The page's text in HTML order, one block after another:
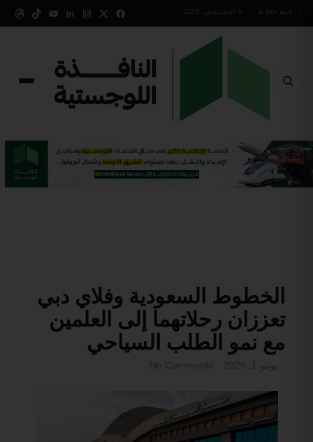
9 أغسطس 2026
الخطوط السعودية وفلاي دبي
تعززان رحلاتهما إلى العلمين
مع نمو الطلب السياحي